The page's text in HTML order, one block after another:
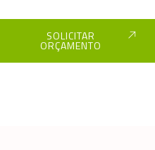
SOLICITAR
ORÇAMENTO